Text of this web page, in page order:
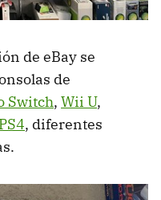
de eBay se
de
Switch, Wii U,
PS4, diferentes